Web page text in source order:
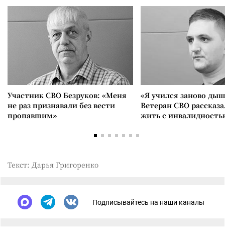
Участник СВО Безруков: «Меня
не раз признавали без вести
пропавшим»
«Я учился заново
Ветеран СВО
жить с
Текст: Дарья Григоренко
Подписывайтесь на наши каналы